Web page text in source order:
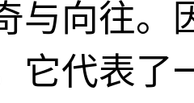
与向往。
它代表了